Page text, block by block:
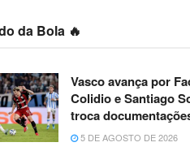
da Bola 🔥
Vasco avança por
Colidio e Santiago
troca
5 DE AGOSTO DE 2026